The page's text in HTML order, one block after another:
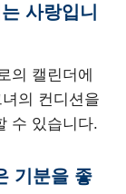
사랑입니
의 캘린더에
의 컨디션을
수 있습니다.
기분을 좋